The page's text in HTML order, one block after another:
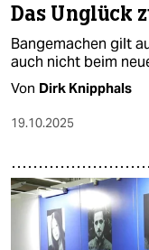
Das Unglück
Bangemachen gilt
auch nicht beim
Von Dirk Knipphals
19.10.2025